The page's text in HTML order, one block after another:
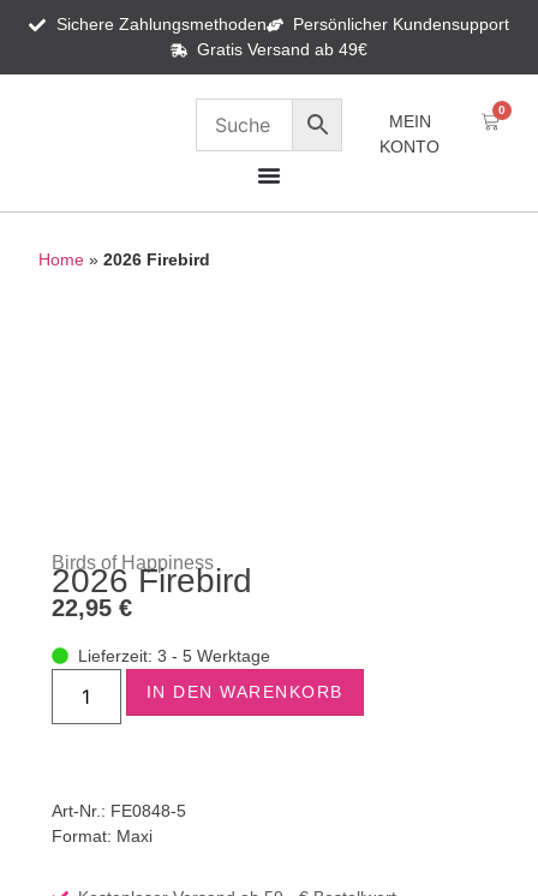
Sichere Zahlungsmethoden
Persönlicher Kundensupport
Gratis Versand ab 49€
MEIN
KONTO
0
Home »2026 Firebird
Birds of Happiness
2026 Firebird
22,95 €
Lieferzeit: 3 - 5 Werktage
IN DEN WARENKORB
Art-Nr.: FE0848-5
Format: Maxi